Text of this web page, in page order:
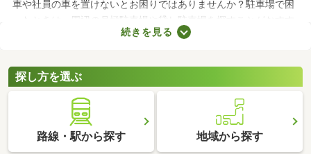
車や社員の車を置けないとお困りではありませんか？駐車場で困
ったときは、周辺の月極駐車場や貸し駐車場を探すことがおすす
め。店舗や事務所から近い場所に駐車スペースを確保できれば、
介するので、立地をチェックしてみましょう。
続きを見る
探し方を選ぶ
路線・駅から探す 地域から探す